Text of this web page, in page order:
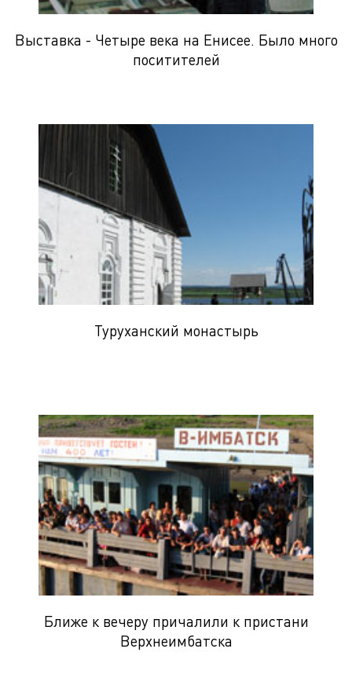
Выставка - Четыре века на Енисее. Было много
поситителей
Туруханский монастырь
Ближе к вечеру причалили к пристани
Верхнеимбатска